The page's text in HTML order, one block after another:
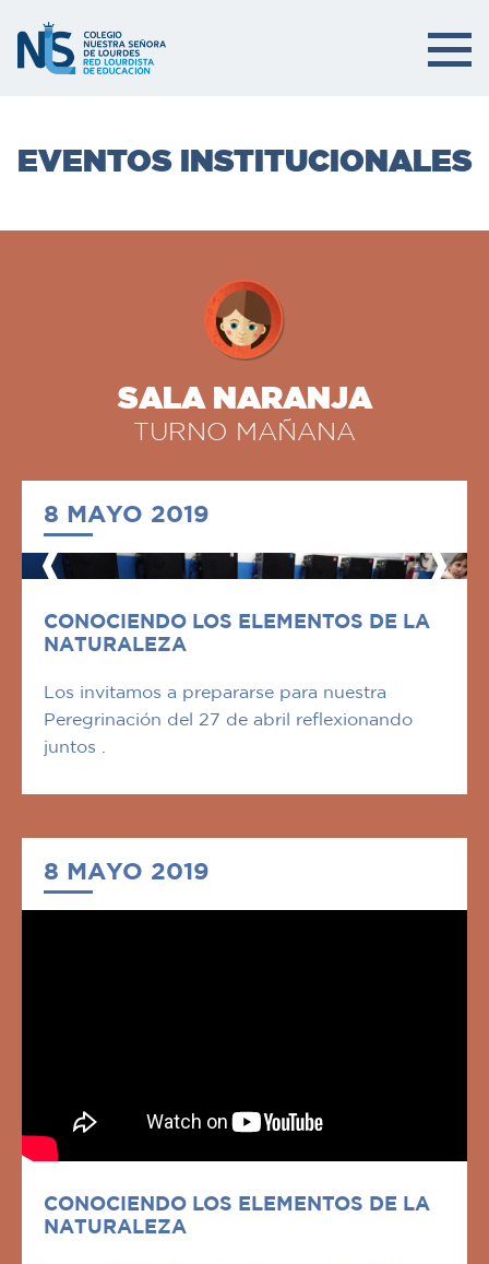
EVENTOS INSTITUCIONALES
SALA NARANJA
TURNO MAÑANA
8 MAYO 2019
CONOCIENDO LOS ELEMENTOS DE LA
NATURALEZA
Los invitamos a prepararse para nuestra
Peregrinación del 27 de abril reflexionando
juntos .
8 MAYO 2019
CONOCIENDO LOS ELEMENTOS DE LA
NATURALEZA